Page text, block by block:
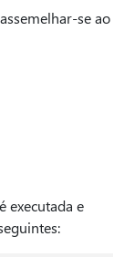
se ao
executada e